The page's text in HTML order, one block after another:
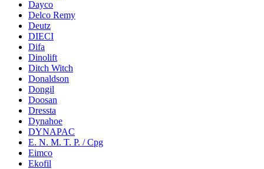
Dayco
Delco Remy
Deutz
DIECI
Difa
Dinolift
Ditch Witch
Donaldson
Dongil
Doosan
Dressta
Dynahoe
DYNAPAC
E. N. M. T. P. / Cpg
Eimco
Ekofil